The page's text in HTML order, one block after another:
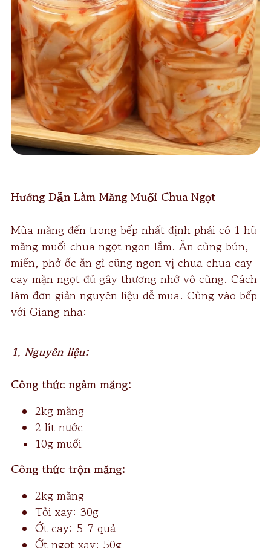
Hướng Dẫn Làm Măng Muối Chua Ngọt
Mùa măng đến trong bếp nhất định phải có 1 hũ
măng muối chua ngọt ngon lắm. Ăn cùng bún,
miến, phở ốc ăn gì cũng ngon vị chua chua cay
cay mặn ngọt đủ gây thương nhớ vô cùng. Cách
làm đơn giản nguyên liệu dễ mua. Cùng vào bếp
với Giang nha:
1. Nguyên liệu:
Công thức ngâm măng:
2kg măng
2 lít nước
10g muối
Công thức trộn măng:
2kg măng
Tỏi xay: 30g
Ớt cay: 5-7 quả
Ớt ngọt xay: 50g